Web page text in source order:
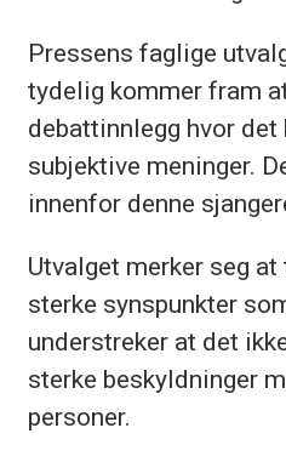
Pressens faglige
tydelig kommer fram
debattinnlegg hvor
subjektive meninger.
innenfor denne
Utvalget merker seg
sterke synspunkter
understreker at det
sterke beskyldninger
personer.